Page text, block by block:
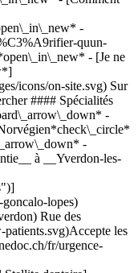
-
fr/medecin-dentiste/orbe/pcwsd/dr-jacqueline-rasic) ![Badge indiquant un profil vérifié](https://www.onedoc.ch/assets/images/icons/checkmark.svg) [Médecin-dentiste](https://www.onedoc.ch/fr/medecin-dentiste/orbe) [Urbadental Orbe](https://www.onedoc.ch/fr/cabinet-dentaire/orbe/e80h/urbadental-orbe) Place du Marché 9 1350 Orbe ![Icône patient avec un signe plus annonçant que le professionnel accepte de nouveaux patients](https://www.onedoc.ch/assets/images/icons/new-patients.svg)Accepte les nouveaux patients [Réserver un RDV](https://www.onedoc.ch/fr/medecin-dentiste/orbe/pcwsd/dr-jacqueline-rasic) Expertises:[Endodontie](https://www.onedoc.ch/fr/endodontie/orbe), [Carie](https://www.onedoc.ch/fr/carie/orbe), [Infection dentaire | Rage de dents](https://www.onedoc.ch/fr/infection-dentaire-rage-de-dents/orbe), [Implant dentaire](https://www.onedoc.ch/fr/implant-dentaire/orbe), [Couronne dentaire](https://www.onedoc.ch/fr/couronne-dentaire/orbe), [Facette dentaire céramique | Veneer](https://www.onedoc.ch/fr/facette-dentaire-ceramique-veneer/orbe), [Greffes osseuses pour pose d'implants](https://www.onedoc.ch/fr/greffes-osseuses-pour-pose-d-implants/orbe), [Extraction dentaire | Dents de sagesse](https://www.onedoc.ch/fr/extraction-dentaire-dents-de-sagesse/orbe), [Prothèse dentaire | Stellite dentaire](https://www.onedoc.ch/fr/prothese-dentaire-stellite-dentaire/orbe)Voir plus *chevron\_left* lun. 03 août *chevron\_right* Voir plus de rendez-vous *error\_outline* Une erreur s'est produite lors du chargement des disponibilités [Réessayer](https://www.onedoc.ch) Expertises:[Endodontie](https://www.onedoc.ch/fr/endodontie/orbe), [Carie](https://www.onedoc.ch/fr/carie/orbe), [Infection dentaire | Rage de dents](https://www.onedoc.ch/fr/infection-dentaire-rage-de-dents/orbe), [Implant dentaire](https://www.onedoc.ch/fr/implant-dentaire/orbe), [Couronne dentaire](https://www.onedoc.ch/fr/couronne-dentaire/orbe), [Facette dentaire céramique | Veneer](https://www.onedoc.ch/fr/facette-dentaire-ceramique-veneer/orbe), [Greffes osseuses pour pose d'implants](https://www.onedoc.ch/fr/greffes-osseuses-pour-pose-d-implants/orbe), [Extraction dentaire | Dents de sagesse](https://www.oned